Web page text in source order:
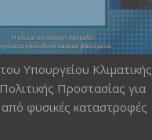
Υπουργείου Κλιματικής
Προστασίας για
φυσικές καταστροφές